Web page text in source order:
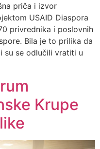
priča i izvor
USAID Diaspora
privrednika i poslovnih
Bila je to prilika da
su se odlučili vratiti u
Krupe